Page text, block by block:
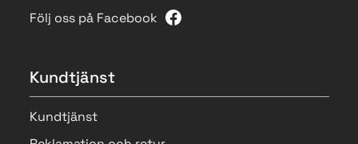
Följ oss på Facebook
Kundtjänst
Kundtjänst